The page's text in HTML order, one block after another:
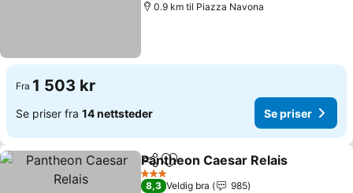
0.9 km til Piazza Navona
Fra 1 503 kr
Se priser fra 14 nettsteder Se priser
Del Legg til i favoritter
Pantheon Caesar Relais
3 Stjerner
8,3 Veldig bra
985